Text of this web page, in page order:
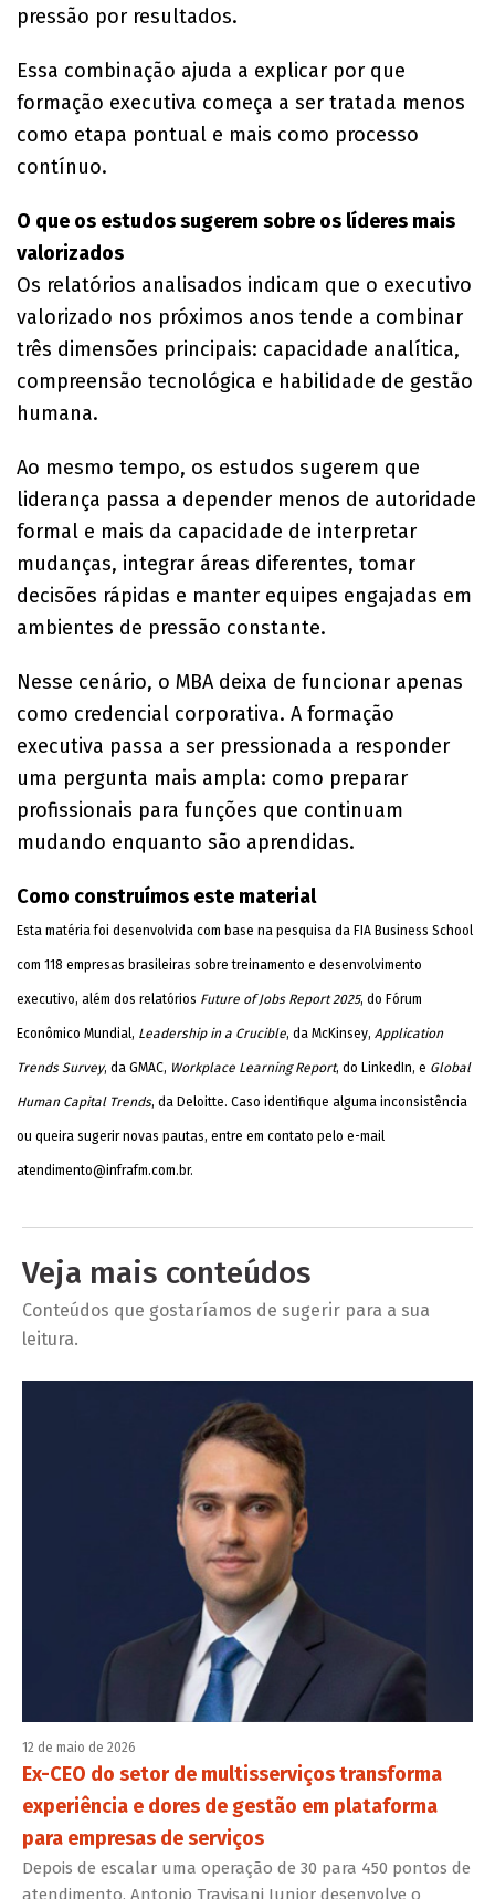
pressão por resultados.
Essa combinação ajuda a explicar por que
formação executiva começa a ser tratada menos
como etapa pontual e mais como processo
contínuo.
O que os estudos sugerem sobre os líderes mais
valorizados
Os relatórios analisados indicam que o executivo
valorizado nos próximos anos tende a combinar
três dimensões principais: capacidade analítica,
compreensão tecnológica e habilidade de gestão
humana.
Ao mesmo tempo, os estudos sugerem que
liderança passa a depender menos de autoridade
formal e mais da capacidade de interpretar
mudanças, integrar áreas diferentes, tomar
decisões rápidas e manter equipes engajadas em
ambientes de pressão constante.
Nesse cenário, o MBA deixa de funcionar apenas
como credencial corporativa. A formação
executiva passa a ser pressionada a responder
uma pergunta mais ampla: como preparar
profissionais para funções que continuam
mudando enquanto são aprendidas.
Como construímos este material
Esta matéria foi desenvolvida com base na pesquisa da FIA Business School
com 118 empresas brasileiras sobre treinamento e desenvolvimento
executivo, além dos relatórios Future of Jobs Report 2025, do Fórum
Econômico Mundial, Leadership in a Crucible, da McKinsey, Application
Trends Survey, da GMAC, Workplace Learning Report, do LinkedIn, e Global
Human Capital Trends, da Deloitte. Caso identifique alguma inconsistência
ou queira sugerir novas pautas, entre em contato pelo e-mail
atendimento@infrafm.com.br.
Veja mais conteúdos
Conteúdos que gostaríamos de sugerir para a sua
leitura.
12 de maio de 2026
Ex-CEO do setor de multisserviços transforma
experiência e dores de gestão em plataforma
para empresas de serviços
Depois de escalar uma operação de 30 para 450 pontos de
atendimento, Antonio Travisani Junior desenvolve o